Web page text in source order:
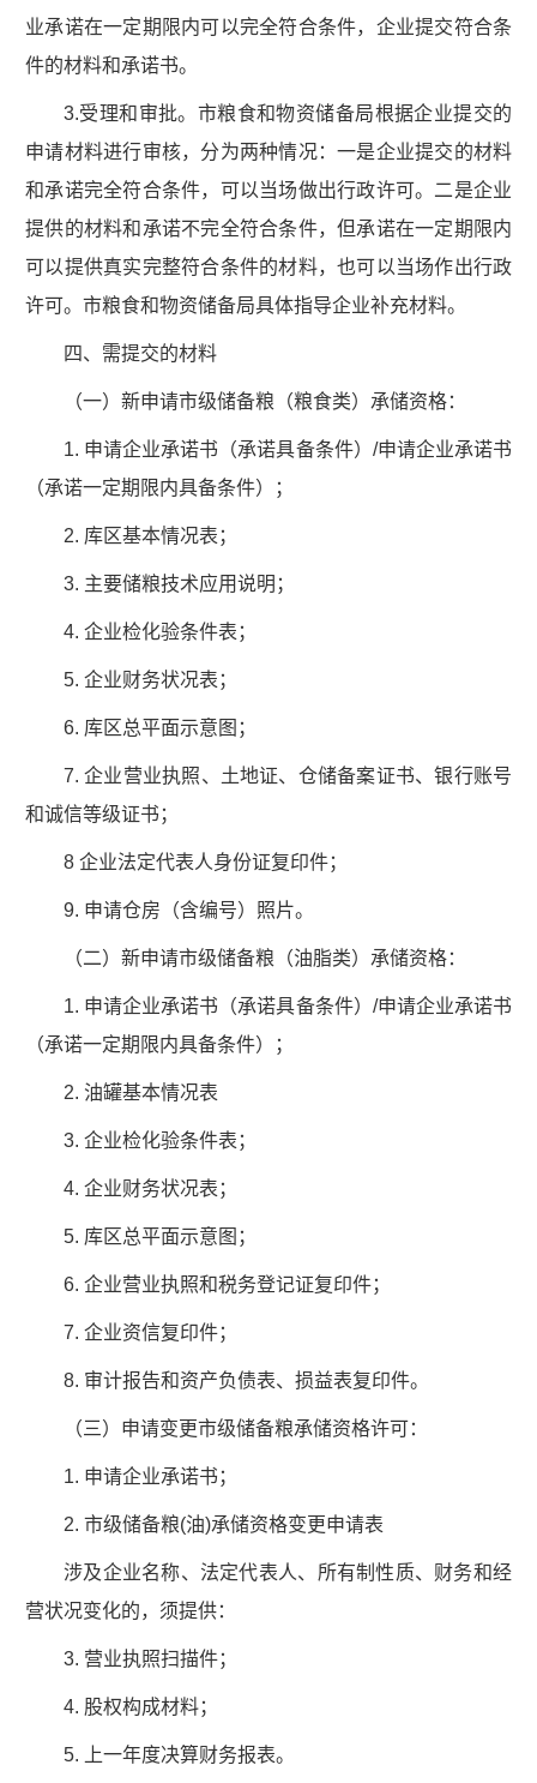
业承诺在一定期限内可以完全符合条件，企业提交符合条
件的材料和承诺书。
3.受理和审批。市粮食和物资储备局根据企业提交的
申请材料进行审核，分为两种情况：一是企业提交的材料
和承诺完全符合条件，可以当场做出行政许可。二是企业
提供的材料和承诺不完全符合条件，但承诺在一定期限内
可以提供真实完整符合条件的材料，也可以当场作出行政
许可。市粮食和物资储备局具体指导企业补充材料。
四、需提交的材料
（一）新申请市级储备粮（粮食类）承储资格：
1. 申请企业承诺书（承诺具备条件）/申请企业承诺书
（承诺一定期限内具备条件）；
2. 库区基本情况表；
3. 主要储粮技术应用说明；
4. 企业检化验条件表；
5. 企业财务状况表；
6. 库区总平面示意图；
7. 企业营业执照、土地证、仓储备案证书、银行账号
和诚信等级证书；
8 企业法定代表人身份证复印件；
9. 申请仓房（含编号）照片。
（二）新申请市级储备粮（油脂类）承储资格：
1. 申请企业承诺书（承诺具备条件）/申请企业承诺书
（承诺一定期限内具备条件）；
2. 油罐基本情况表
3. 企业检化验条件表；
4. 企业财务状况表；
5. 库区总平面示意图；
6. 企业营业执照和税务登记证复印件；
7. 企业资信复印件；
8. 审计报告和资产负债表、损益表复印件。
（三）申请变更市级储备粮承储资格许可：
1. 申请企业承诺书；
2. 市级储备粮(油)承储资格变更申请表
涉及企业名称、法定代表人、所有制性质、财务和经
营状况变化的，须提供：
3. 营业执照扫描件；
4. 股权构成材料；
5. 上一年度决算财务报表。